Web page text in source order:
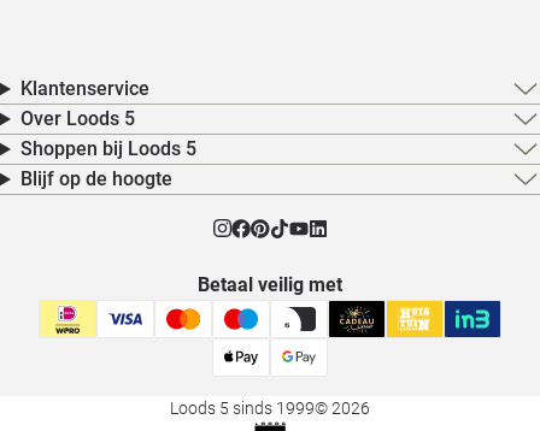
Klantenservice
Over Loods 5
Shoppen bij Loods 5
Blijf op de hoogte
Betaal veilig met
Loods 5 sinds 1999© 2026